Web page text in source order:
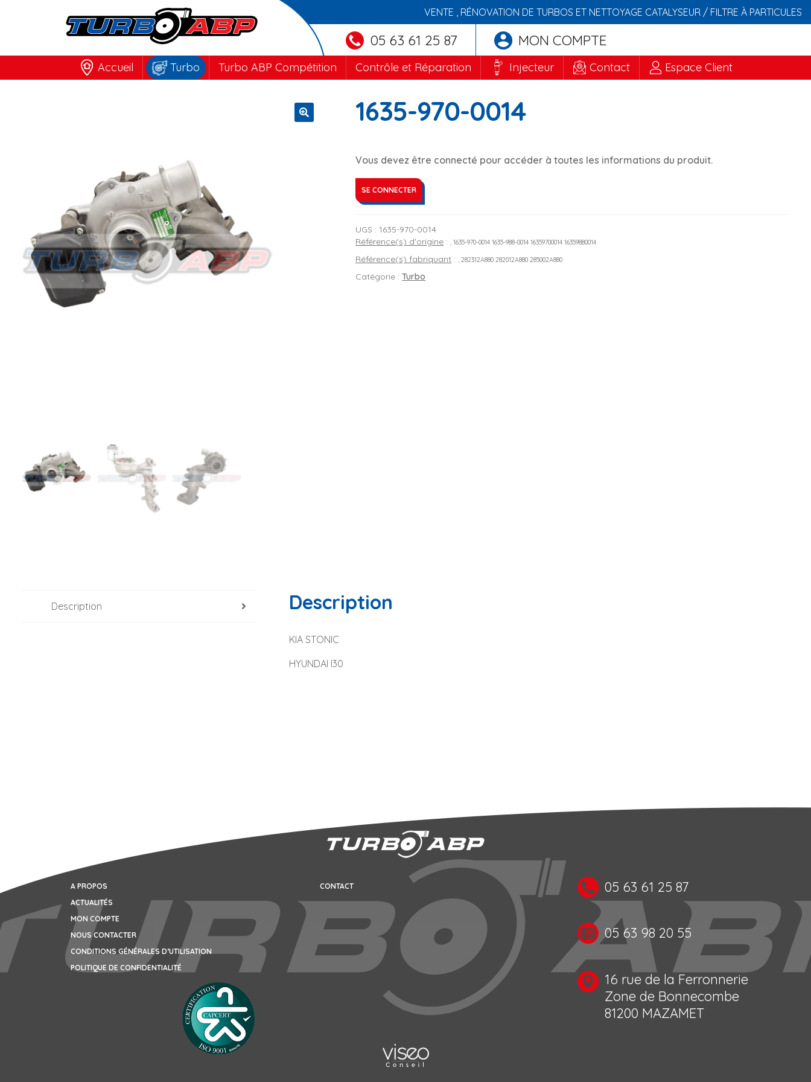
VENTE , RÉNOVATION DE TURBOS ET NETTOYAGE CATALYSEUR / FILTRE À PARTICULES
05 63 61 25 87 MON COMPTE
Accueil Turbo Turbo ABP Compétition Contrôle et Réparation Injecteur Contact Espace Client
1635-970-0014
Vous devez être connecté pour accéder à toutes les informations du produit.
SE CONNECTER
UGS : 1635-970-0014
Référence(s) d'origine : , 1635-970-0014 1635-988-0014 16359700014 16359880014
Référence(s) fabriquant : , 282312A880 282012A880 285002A880
Catégorie :Turbo
Description Description
KIA STONIC
HYUNDAI I30
A PROPOS
ACTUALITÉS
MON COMPTE
NOUS CONTACTER
CONDITIONS GÉNÉRALES D’UTILISATION
POLITIQUE DE CONFIDENTIALITÉ
CONTACT 05 63 61 25 87
05 63 98 20 55
16 rue de la Ferronnerie
Zone de Bonnecombe
81200 MAZAMET